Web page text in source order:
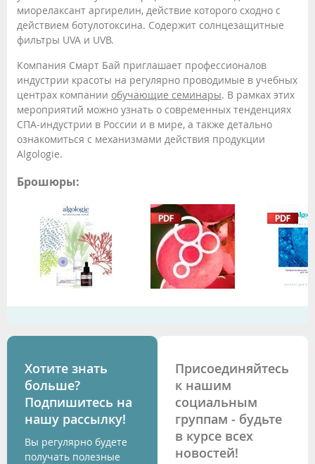
миорелаксант аргирелин, действие которого сходно с
действием ботулотоксина. Содержит солнцезащитные
фильтры UVA и UVB.
Компания Смарт Бай приглашает профессионалов
индустрии красоты на регулярно проводимые в учебных
центрах компании обучающие семинары. В рамках этих
мероприятий можно узнать о современных тенденциях
СПА-индустрии в России и в мире, а также детально
ознакомиться с механизмами действия продукции
Algologie.
Брошюры:
Хотите знать
больше?
Подпишитесь на
нашу рассылку!
Вы регулярно будете
получать полезные
Присоединяйтесь
к нашим
социальным
группам - будьте
в курсе всех
новостей!